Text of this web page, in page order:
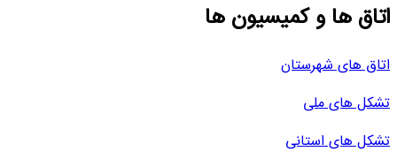
اتاق ها و کمیسیون ها
اتاق های شهرستان
تشکل های ملی
تشکل های استانی